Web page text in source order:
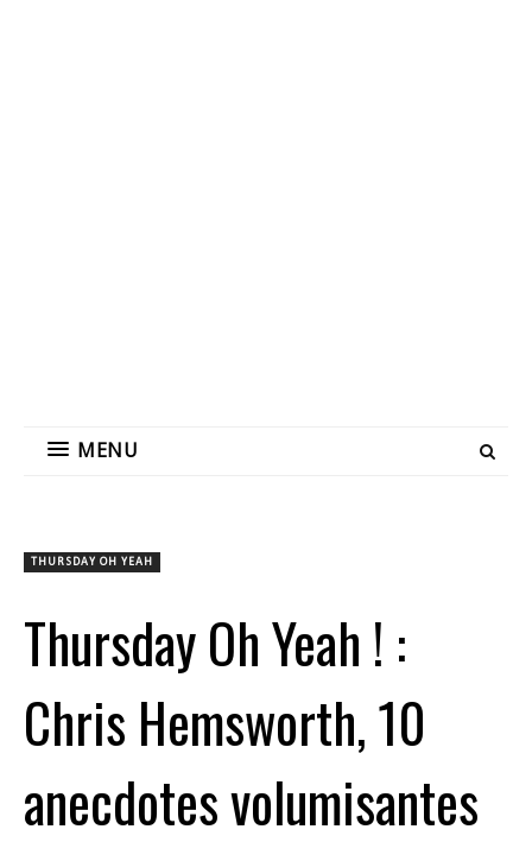
MENU
THURSDAY OH YEAH
Thursday Oh Yeah ! :
Chris Hemsworth, 10
anecdotes volumisantes